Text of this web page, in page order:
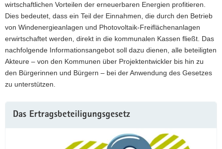
wirtschaftlichen Vorteilen der erneuerbaren Energien profitieren.
Dies bedeutet, dass ein Teil der Einnahmen, die durch den Betrieb
von Windenergieanlagen und Photovoltaik-Freiflächenanlagen
erwirtschaftet werden, direkt in die kommunalen Kassen fließt. Das
nachfolgende Informationsangebot soll dazu dienen, alle beteiligten
Akteure – von den Kommunen über Projektentwickler bis hin zu
den Bürgerinnen und Bürgern – bei der Anwendung des Gesetzes
zu unterstützen.
Das Ertragsbeteiligungsgesetz